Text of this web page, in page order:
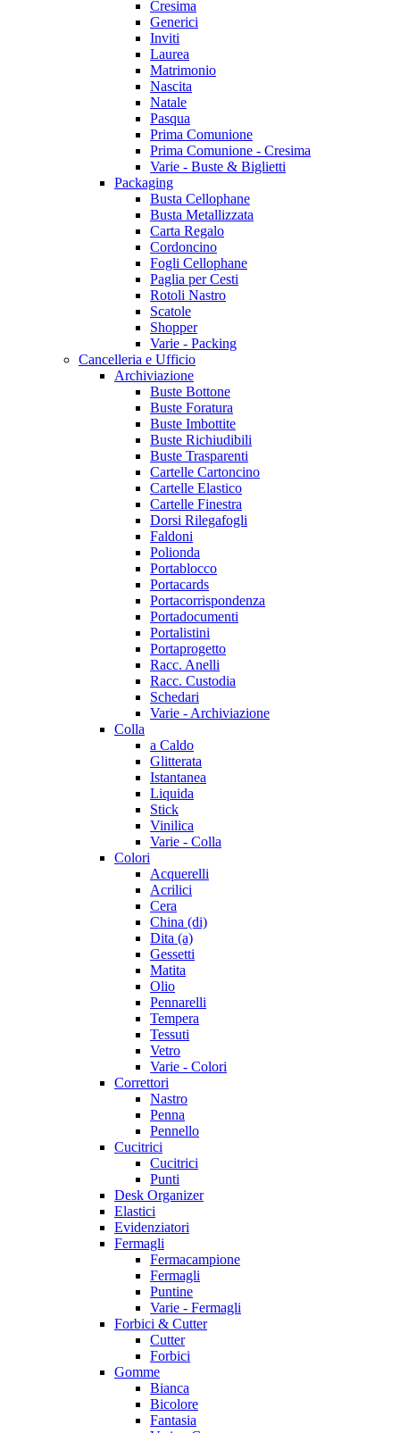
Cresima
Generici
Inviti
Laurea
Matrimonio
Nascita
Natale
Pasqua
Prima Comunione
Prima Comunione - Cresima
Varie - Buste & Biglietti
Packaging
Busta Cellophane
Busta Metallizzata
Carta Regalo
Cordoncino
Fogli Cellophane
Paglia per Cesti
Rotoli Nastro
Scatole
Shopper
Varie - Packing
Cancelleria e Ufficio
Archiviazione
Buste Bottone
Buste Foratura
Buste Imbottite
Buste Richiudibili
Buste Trasparenti
Cartelle Cartoncino
Cartelle Elastico
Cartelle Finestra
Dorsi Rilegafogli
Faldoni
Polionda
Portablocco
Portacards
Portacorrispondenza
Portadocumenti
Portalistini
Portaprogetto
Racc. Anelli
Racc. Custodia
Schedari
Varie - Archiviazione
Colla
a Caldo
Glitterata
Istantanea
Liquida
Stick
Vinilica
Varie - Colla
Colori
Acquerelli
Acrilici
Cera
China (di)
Dita (a)
Gessetti
Matita
Olio
Pennarelli
Tempera
Tessuti
Vetro
Varie - Colori
Correttori
Nastro
Penna
Pennello
Cucitrici
Cucitrici
Punti
Desk Organizer
Elastici
Evidenziatori
Fermagli
Fermacampione
Fermagli
Puntine
Varie - Fermagli
Forbici & Cutter
Cutter
Forbici
Gomme
Bianca
Bicolore
Fantasia